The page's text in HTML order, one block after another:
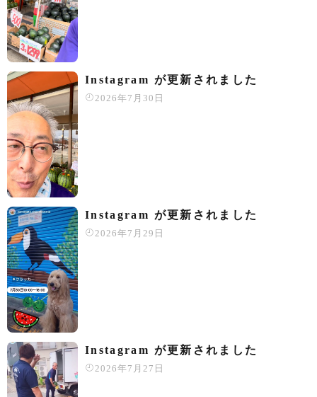
Instagram が更新されました
2026年7月30日
Instagram が更新されました
2026年7月29日
Instagram が更新されました
2026年7月27日